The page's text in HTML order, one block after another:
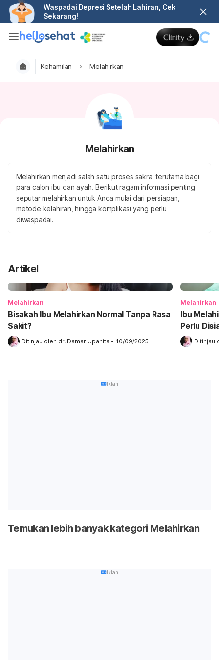
Waspadai Depresi Setelah Lahiran, Cek
Sekarang!
Kehamilan Melahirkan
Melahirkan
Melahirkan menjadi salah satu proses sakral terutama bagi
para calon ibu dan ayah. Berikut ragam informasi penting
seputar melahirkan untuk Anda mulai dari persiapan,
metode kelahiran, hingga komplikasi yang perlu
diwaspadai.
Artikel
Melahirkan
Bisakah Ibu Melahirkan Normal Tanpa Rasa
Sakit?
Ditinjau oleh dr. Damar Upahita • 10/09/2025
Melahirkan
Ibu
Perlu
Ditinjau
Iklan
Temukan lebih banyak kategori Melahirkan
Iklan